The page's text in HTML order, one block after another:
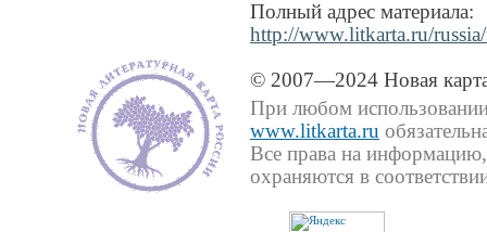
Полный адрес материала:
http://www.litkarta.ru/
© 2007—2024 Новая
При любом использовании
www.litkarta.ru
Все права на
охраняются в